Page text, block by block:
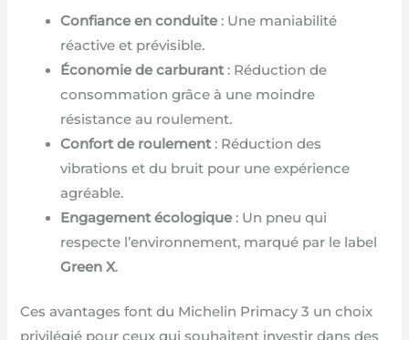
Confiance en conduite : Une maniabilité
réactive et prévisible.
Économie de carburant: Réduction de
consommation grâce à une moindre
résistance au roulement.
Confort de roulement: Réduction des
vibrations et du bruit pour une expérience
agréable.
Engagement écologique : Un pneu qui
respecte l’environnement, marqué par le label
Green X.
Ces avantages font du Michelin Primacy 3 un choix
privilégié pour ceux qui souhaitent investir dans des